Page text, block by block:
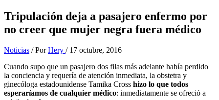
Tripulación deja a pasajero enfermo por
no creer que mujer negra fuera médico
Noticias / PorHery / 17 octubre, 2016
Cuando supo que un pasajero dos filas más adelante había perdido
la conciencia y requería de atención inmediata, la obstetra y
ginecóloga estadounidense Tamika Cross hizo lo que todos
esperaríamos de cualquier médico: inmediatamente se ofreció a